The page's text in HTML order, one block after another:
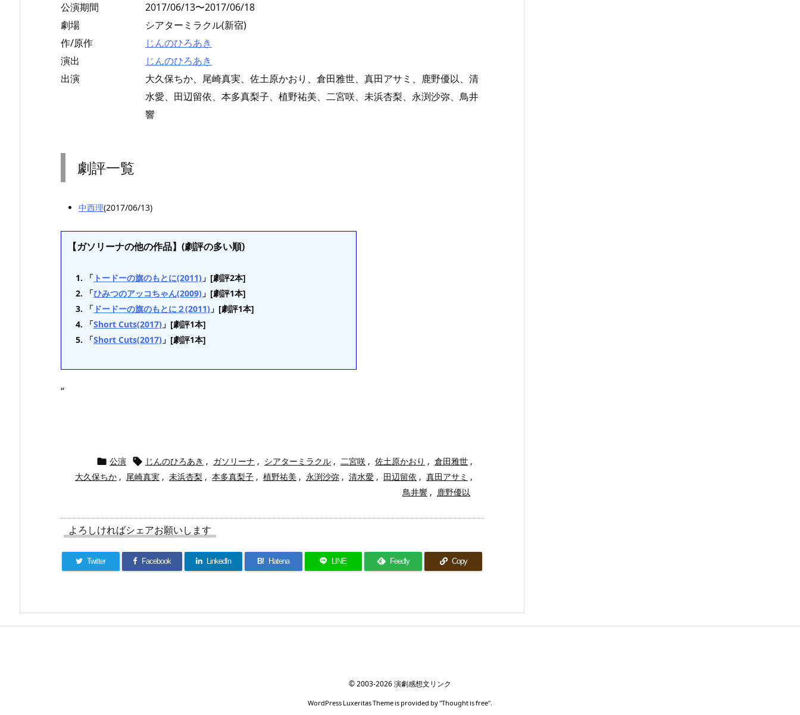
公演期間
2017/06/13〜2017/06/18
劇場
シアターミラクル(新宿)
作/原作
じんのひろあき
演出
じんのひろあき
出演
大久保ちか、尾崎真実、佐土原かおり、倉田雅世、真田アサミ、鹿野優以、清
水愛、田辺留依、本多真梨子、植野祐美、二宮咲、未浜杏梨、永渕沙弥、鳥井
響
劇評一覧
中西理(2017/06/13)
【ガソリーナの他の作品】(劇評の多い順)
「 トードーの旗のもとに(2011) 」[劇評2本]
「ひみつのアッコちゃん(2009) 」[劇評1本]
「 ドードーの旗のもとに２(2011) 」[劇評1本]
「Short Cuts(2017) 」[劇評1本]
「Short Cuts(2017) 」[劇評1本]
“
 公演  じんのひろあき , ガソリーナ , シアターミラクル , 二宮咲 , 佐土原かおり , 倉田雅世 ,
大久保ちか , 尾崎真実 , 未浜杏梨 , 本多真梨子 , 植野祐美 , 永渕沙弥 , 清水愛 , 田辺留依 , 真田アサミ ,
鳥井響 , 鹿野優以
よろしければシェアお願いします
Twitter Facebook LinkedIn B! Hatena LINE Feedly Copy
©2003-2026演劇感想文リンク
WordPress Luxeritas Theme is provided by "Thought is free".